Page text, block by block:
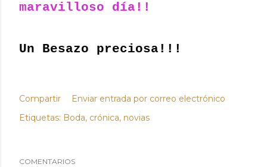
maravilloso día!!
Un Besazo preciosa!!!
Compartir
Enviar entrada por correo electrónico
Etiquetas: Boda crónica novias
COMENTARIOS